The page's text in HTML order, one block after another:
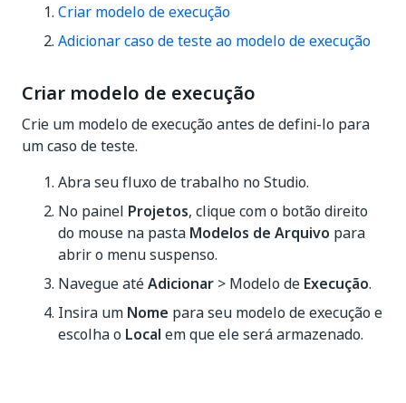
Criar modelo de execução
Adicionar caso de teste ao modelo de execução
Criar modelo de execução
Crie um modelo de execução antes de defini-lo para
um caso de teste.
Abra seu fluxo de trabalho no Studio.
No painel Projetos, clique com o botão direito
do mouse na pasta Modelos de Arquivo para
abrir o menu suspenso.
Navegue atéAdicionar > Modelo de Execução.
Insira um Nome para seu modelo de execução e
escolha o Local em que ele será armazenado.